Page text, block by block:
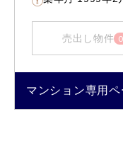
売出し物件 0
マンション専用ペ